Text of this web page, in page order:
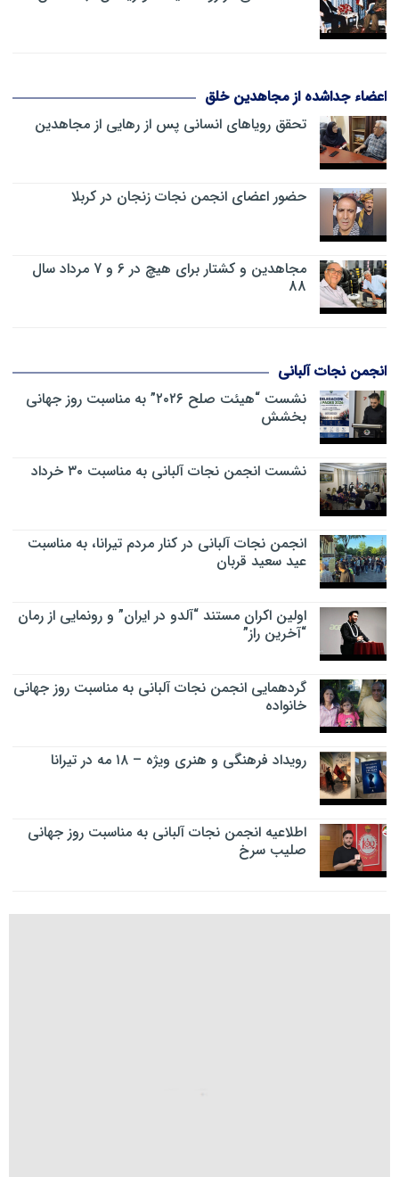
اعضاء جداشده از مجاهدین خلق
تحقق رویاهای انسانی پس از رهایی از مجاهدین
حضور اعضای انجمن نجات زنجان در کربلا
مجاهدین و کشتار برای هیچ در 6 و 7 مرداد سال
88
انجمن نجات آلبانی
نشست “هیئت صلح ۲۰۲۶” به مناسبت روز جهانی
بخشش
نشست انجمن نجات آلبانی به مناسبت ۳۰ خرداد
انجمن نجات آلبانی در کنار مردم تیرانا، به مناسبت
عید سعید قربان
اولین اکران مستند “آلدو در ایران” و رونمایی از رمان
“آخرین راز”
گردهمایی انجمن نجات آلبانی به مناسبت روز جهانی
خانواده
رویداد فرهنگی و هنری ویژه – ۱۸ مه در تیرانا
اطلاعیه انجمن نجات آلبانی به مناسبت روز جهانی
صلیب سرخ